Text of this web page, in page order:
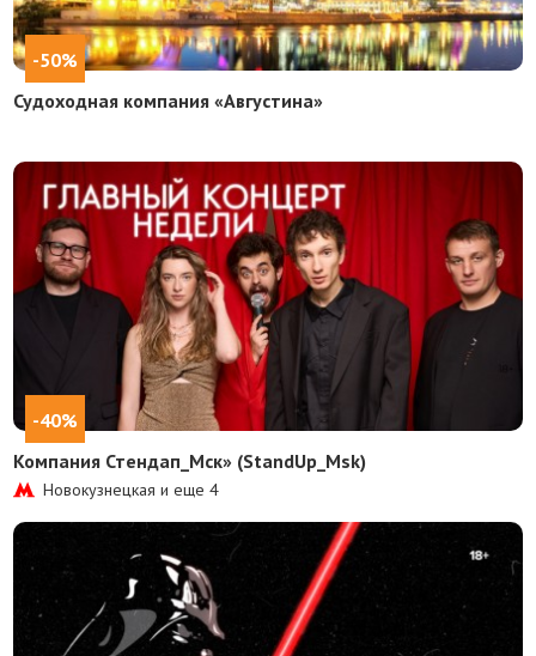
-50%
Судоходная компания «Августина»
-40%
Компания Стендап_Мск» (StandUp_Msk)
Новокузнецкая и еще4